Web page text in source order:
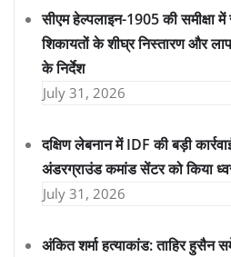
सीएम हेल्पलाइन-1905 की समीक्षा
शिकायतों के शीघ्र निस्तारण और
के निर्देश
July 31, 2026
दक्षिण लेबनान में IDF की बड़ी
अंडरग्राउंड कमांड सेंटर को किया
July 31, 2026
अंकित शर्मा हत्याकांड: ताहिर हुसैन